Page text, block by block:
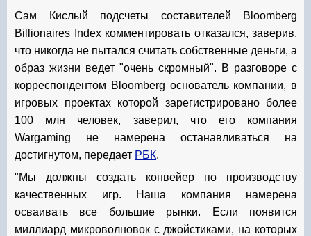
Сам Кислый подсчеты составителей Bloomberg
Billionaires Index комментировать отказался, заверив,
что никогда не пытался считать собственные деньги, а
образ жизни ведет "очень скромный". В разговоре с
корреспондентом Bloomberg основатель компании, в
игровых проектах которой зарегистрировано более
100 млн человек, заверил, что его компания
Wargaming не намерена останавливаться на
достигнутом, передает РБК.
"Мы должны создать конвейер по производству
качественных игр. Наша компания намерена
осваивать все большие рынки. Если появится
миллиард микроволновок с джойстиками, на которых